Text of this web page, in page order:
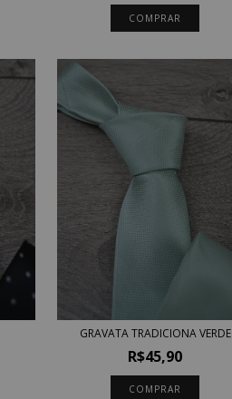
GRAVATA TRADICIONA VERDE
R$45,90